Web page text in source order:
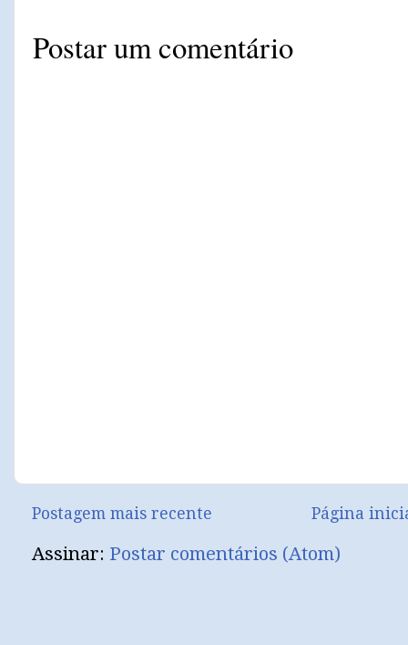
Postar um comentário
Postagem mais recente Página
Assinar: Postar comentários (Atom)